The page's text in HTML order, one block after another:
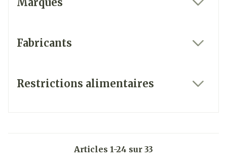
Fabricants
Restrictions alimentaires
Articles 1-24 sur 33